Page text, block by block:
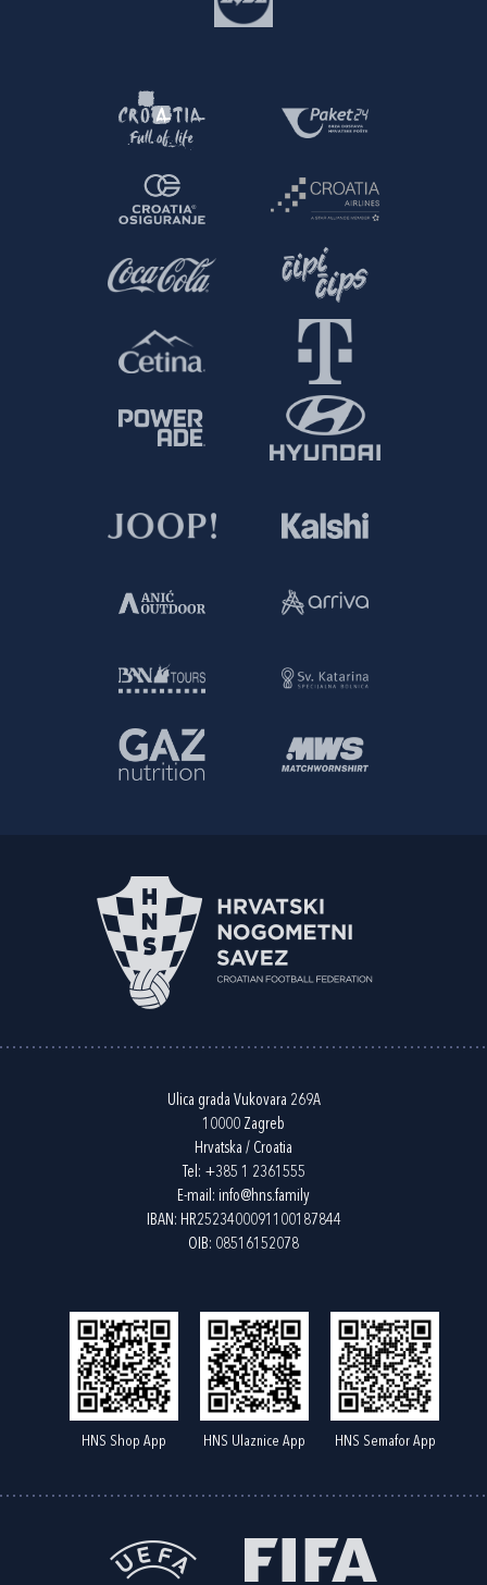
Ulica grada Vukovara 269A
10000 Zagreb
Hrvatska / Croatia
Tel: +385 1 2361555
E-mail: info@hns.family
IBAN: HR2523400091100187844
OIB: 08516152078
HNS Shop App HNS Ulaznice App HNS Semafor App